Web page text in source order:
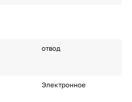
отвод
Электронное